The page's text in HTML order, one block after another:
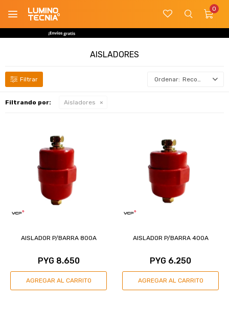
0

AISLADORES
Recomendados
Filtrando por: Aisladores
AISLADOR P/BARRA 800A
PYG 8.650
AISLADOR P/BARRA 400A
PYG 6.250